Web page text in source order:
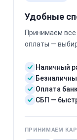
Удобные
Принимаем
оплаты —
Наличный
Оплата
СБП —
ПРИНИМАЕМ